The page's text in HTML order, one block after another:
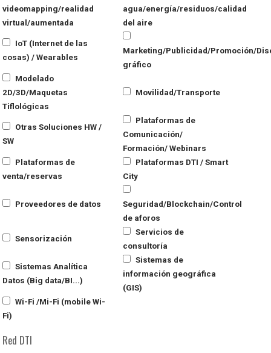
videomapping/realidad
virtual/aumentada
agua/energía/residuos/calidad
del aire
IoT (Internet de las
cosas) / Wearables
Marketing/Publicidad/Promoción/
gráfico
Modelado
2D/3D/Maquetas
Tiflológicas
Movilidad/Transporte
Otras Soluciones HW /
SW
Plataformas de
Comunicación/
Formación/ Webinars
Plataformas de
venta/reservas
Plataformas DTI / Smart
City
Proveedores de datos
Seguridad/Blockchain/Control
de aforos
Sensorización
Servicios de
consultoría
Sistemas Analítica
Datos (Big data/BI...)
Sistemas de
información geográfica
(GIS)
Wi-Fi /Mi-Fi (mobile Wi-
Fi)
Red DTI